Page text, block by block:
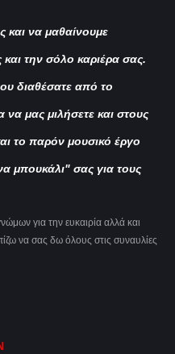
και να μαθαίνουμε
την σόλο καριέρα σας.
διαθέσατε από το
μας μιλήσετε και στους
το παρόν μουσικό έργο
μπουκάλι" σας για τους
για την ευκαιρία αλλά και
να σας δω όλους στις συναυλίες